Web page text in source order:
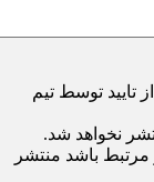
توسط تیم
نخواهد شد.
مرتبط باشد منتشر